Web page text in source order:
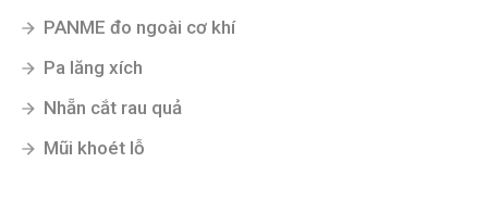
PANME đo ngoài cơ khí
Pa lăng xích
Nhẵn cắt rau quả
Mũi khoét lỗ